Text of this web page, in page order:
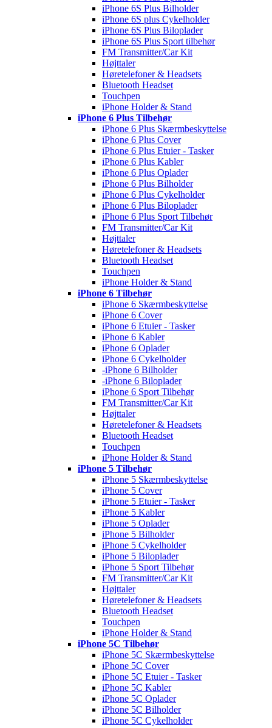
iPhone 6S Plus Bilholder
iPhone 6S plus Cykelholder
iPhone 6S Plus Biloplader
iPhone 6S Plus Sport tilbehør
FM Transmitter/Car Kit
Højttaler
Høretelefoner & Headsets
Bluetooth Headset
Touchpen
iPhone Holder & Stand
iPhone 6 Plus Tilbehør
iPhone 6 Plus Skærmbeskyttelse
iPhone 6 Plus Cover
iPhone 6 Plus Etuier - Tasker
iPhone 6 Plus Kabler
iPhone 6 Plus Oplader
iPhone 6 Plus Bilholder
iPhone 6 Plus Cykelholder
iPhone 6 Plus Biloplader
iPhone 6 Plus Sport Tilbehør
FM Transmitter/Car Kit
Højttaler
Høretelefoner & Headsets
Bluetooth Headset
Touchpen
iPhone Holder & Stand
iPhone 6 Tilbehør
iPhone 6 Skærmbeskyttelse
iPhone 6 Cover
iPhone 6 Etuier - Tasker
iPhone 6 Kabler
iPhone 6 Oplader
iPhone 6 Cykelholder
-iPhone 6 Bilholder
-iPhone 6 Biloplader
iPhone 6 Sport Tilbehør
FM Transmitter/Car Kit
Højttaler
Høretelefoner & Headsets
Bluetooth Headset
Touchpen
iPhone Holder & Stand
iPhone 5 Tilbehør
iPhone 5 Skærmbeskyttelse
iPhone 5 Cover
iPhone 5 Etuier - Tasker
iPhone 5 Kabler
iPhone 5 Oplader
iPhone 5 Bilholder
iPhone 5 Cykelholder
iPhone 5 Biloplader
iPhone 5 Sport Tilbehør
FM Transmitter/Car Kit
Højttaler
Høretelefoner & Headsets
Bluetooth Headset
Touchpen
iPhone Holder & Stand
iPhone 5C Tilbehør
iPhone 5C Skærmbeskyttelse
iPhone 5C Cover
iPhone 5C Etuier - Tasker
iPhone 5C Kabler
iPhone 5C Oplader
iPhone 5C Bilholder
iPhone 5C Cykelholder